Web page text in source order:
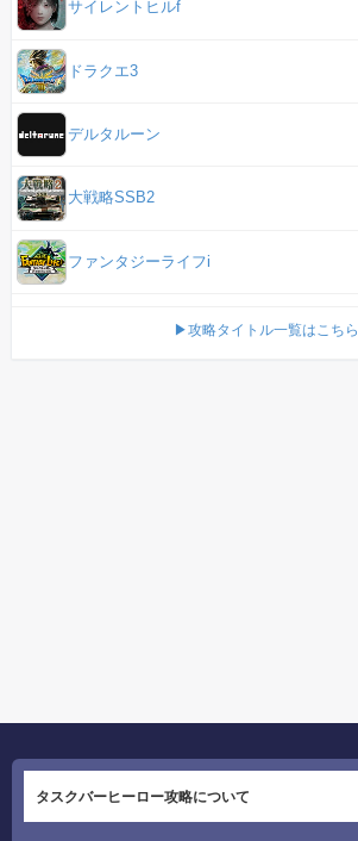
サイレントヒルf
ドラクエ3
デルタルーン
大戦略SSB2
ファンタジーライフi
▶攻略タイトル一覧はこちら
タスクバーヒーロー攻略について